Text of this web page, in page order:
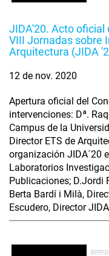
JIDA'20. Acto oficial
VIII Jornadas sobre
Arquitectura (JIDA
12 de nov. 2020
Apertura oficial del
intervenciones: Dª.
Campus de la
Director ETS de
organización JIDA´20
Laboratorios
Publicaciones; D.Jordi
Berta Bardí i Milà,
Escudero, Director